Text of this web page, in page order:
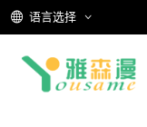
语言选择